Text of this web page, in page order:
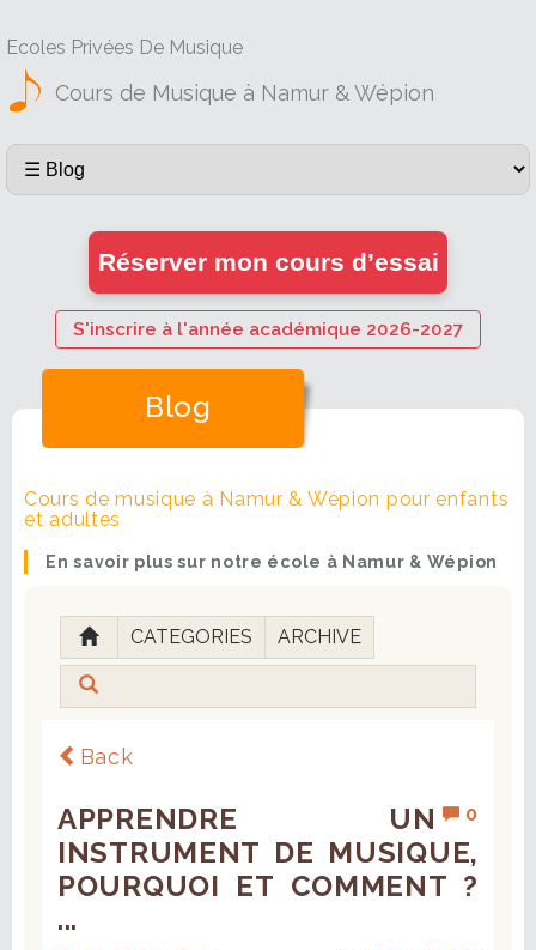
Ecoles Privées De Musique
Cours de Musique à Namur & Wépion
Réserver mon cours d’essai
S'inscrire à l'année académique 2026-2027
Blog
Cours de musique à Namur & Wépion pour enfants
et adultes
En savoir plus sur notre école à Namur & Wépion
CATEGORIES ARCHIVE
Back
0
APPRENDRE UN
INSTRUMENT DE MUSIQUE,
POURQUOI ET COMMENT ?
...